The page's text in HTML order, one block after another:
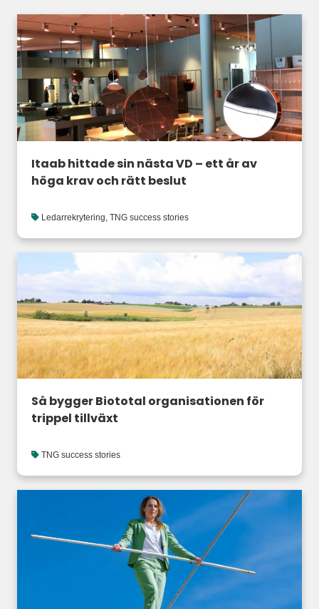
Itaab hittade sin nästa VD – ett år av
höga krav och rätt beslut
Ledarrekrytering TNG success stories
Så bygger Biototal organisationen för
trippel tillväxt
TNG success stories